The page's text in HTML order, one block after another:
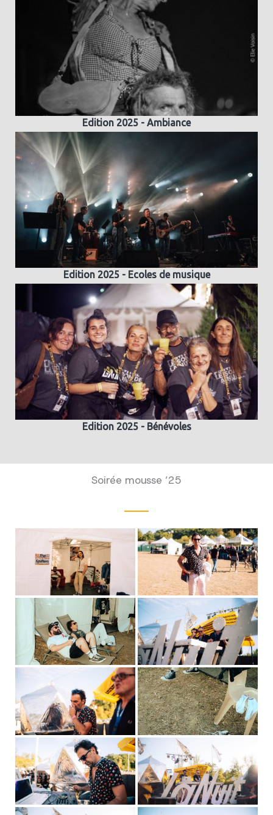
Edition 2025 - Ambiance
Edition 2025 - Ecoles de musique
Edition 2025 - Bénévoles
Soirée mousse ’25